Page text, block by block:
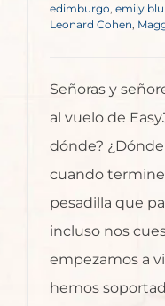
edimburgo emily
Leonard Cohen
Señoras y
al vuelo de
dónde?
cuando termine
pesadilla que
incluso nos
empezamos a
hemos